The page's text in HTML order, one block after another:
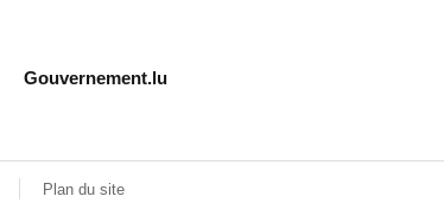
Gouvernement.lu
Plan du site